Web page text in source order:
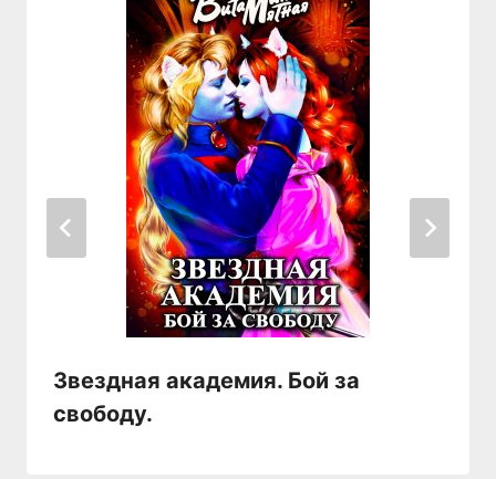
Звездная академия. Бой за
свободу.